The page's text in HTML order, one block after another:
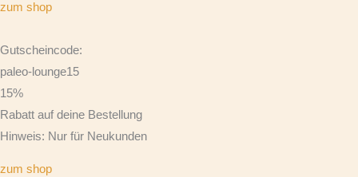
zum shop
Gutscheincode:
paleo-lounge15
15%
Rabatt auf deine Bestellung
Hinweis: Nur für Neukunden
zum shop